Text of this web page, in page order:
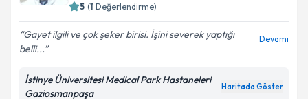
5 (1 Değerlendirme)
Gayet ilgili ve çok şeker birisi. İşini severek yaptığı
belli...
Devamı
İstinye Üniversitesi Medical Park Hastaneleri
Gaziosmanpaşa
Haritada Göster